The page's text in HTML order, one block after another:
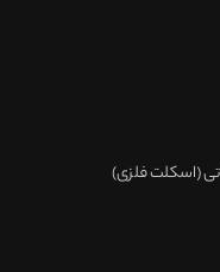
(اسکلت فلزی)